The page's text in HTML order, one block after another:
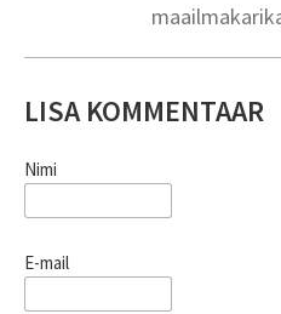
LISA KOMMENTAAR
Nimi
E-mail